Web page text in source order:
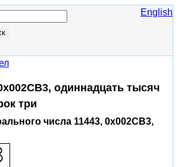
English
одиннадцать тысяч
три
числа 11443, 0x002CB3,